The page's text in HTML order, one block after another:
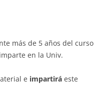
más de 5 años del curso
en la Univ.
e impartirá este